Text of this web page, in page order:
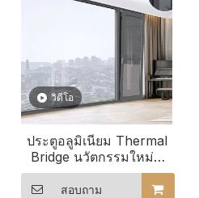
วิดีโอ
ประตูอลูมิเนียม Thermal
Bridge นวัตกรรมใหม่ที่
ปรับแต่งให้เหมาะกับไลฟ์
สไตล์ของคุณ
สอบถาม